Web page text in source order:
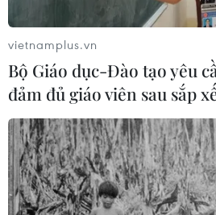
và những đóng góp to lớn cho
09/08/2026 12:00
Chủ tịch Quốc hội Trần Thanh
viếng cố Chủ tịch Quốc hội Lào
Saysomphone Phomvihane
09/08/2026 11:36
vietnamplus.vn
Bộ Giáo dục-Đào tạo yêu
đảm đủ giáo viên sau sắp